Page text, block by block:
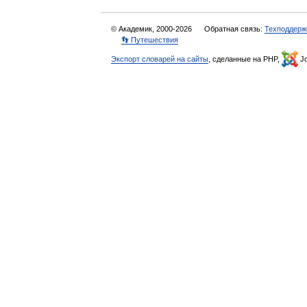
© Академик, 2000-2026 Обратная связь:
👣 Путешествия
Экспорт словарей на сайты , сделанные на PHP,